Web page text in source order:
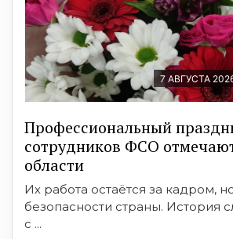
7 АВГУСТА
Профессиональный
сотрудников ФСО
области
Их работа остаётся за кадром,
безопасности страны. История
с ...